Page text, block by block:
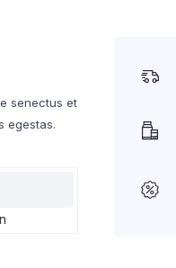
senectus et
egestas.